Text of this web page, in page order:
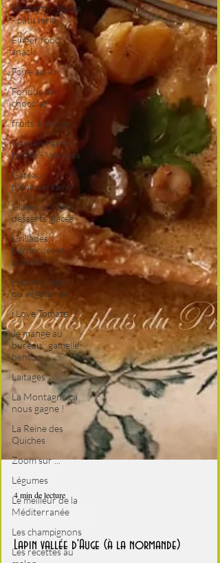
Desserts - glaces
- pâtisserie
Finger food,
snack
Foire au vin
Fondus de
chocolat
fruits à coque
Garden Party -
buffet - Verrines
Gâteau
d'anniversaire
Glaces, sorbets,
desserts glacés
Grillades,
barbecues et
plancha
Healthy, léger,
ou végétarien
i Love Tomate !
Je mange au
bureau : gamelle,
bento
Laitages
La Montagne ça
nous gagne !
La Reine des
Quiches
Zoom sur ...
Légumes
Le meilleur de la
Méditerranée
Les champignons
Les recettes au
Pimpin le Lapin